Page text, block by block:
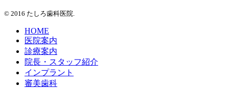
© 2016 たしろ歯科医院.
HOME
医院案内
診療案内
院長・スタッフ紹介
インプラント
審美歯科